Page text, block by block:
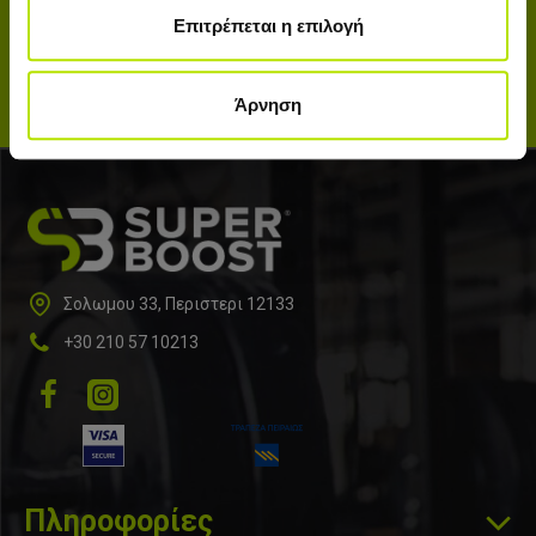
Επιτρέπεται η επιλογή
Άρνηση
Για να μαθαίνετε πρώτοι τα νέα μας και τις προσφορές μας
ΕΓΓΡΑΦΗ
Έχω διαβάσει και αποδέχομαι τους Πολιτική Απορρήτου
Σολωμου 33, Περιστερι 12133
+30 210 57 10213
Πληροφορίες